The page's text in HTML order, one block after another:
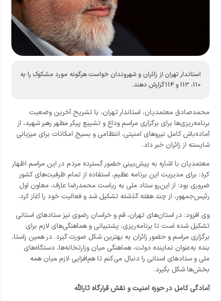
استاندار تهران از زائران و شهروندان خواست هرگونه مورد مشکوک را به
110، 113 و 114 گزارش دهند.
محمدصادق معتمدیان، استاندار تهران، با تشریح آخرین وضعیت
برنامه‌ریزی‌ها برای برگزاری مراسم وداع و تشییع پیکر مطهر رهبر شهید، از
آماده‌باش کامل نیروهای امنیتی، انتظامی و بسیج امکانات برای میزبانی
شایسته از زائران خبر داد.
معتمدیان با اشاره به پیش‌بینی حضور گسترده مردم در این مراسم اظهار
کرد: برای مدیریت این برنامه عظیم، استفاده از تمام ظرفیت‌های کشور
ضروری بود؛ از این‌رو ستاد ملی به ریاست محمدرضا عارف، معاون اول
رئیس‌جمهور، از چند هفته گذشته تشکیل شد و فعالیت خود را آغاز کرد.
وی افزود: در استان‌های تهران، قم و خراسان رضوی نیز ستادهای استانی
تشکیل شده است تا برنامه‌ریزی، پشتیبانی و هماهنگی‌های لازم برای
برگزاری مراسم و حضور زائران به بهترین شکل صورت گیرد. در همین راستا،
بنده به‌عنوان نماینده دولت، هماهنگی میان وزارتخانه‌ها، دستگاه‌های
ملی و ستادهای استانی را دنبال می‌کنم تا هم‌افزایی لازم میان همه
بخش‌ها شکل بگیرد.
آمادگی کامل در حوزه امنیت و نقش قرارگاه ثارالله